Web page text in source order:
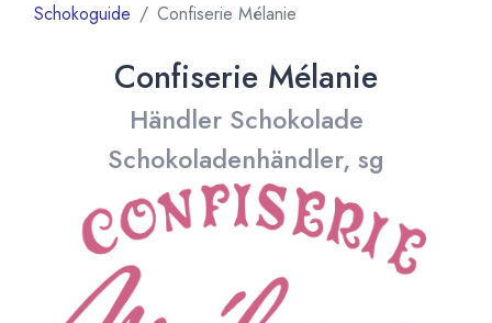
Schokoguide Confiserie Mélanie
Confiserie Mélanie
Händler Schokolade
Schokoladenhändler, sg